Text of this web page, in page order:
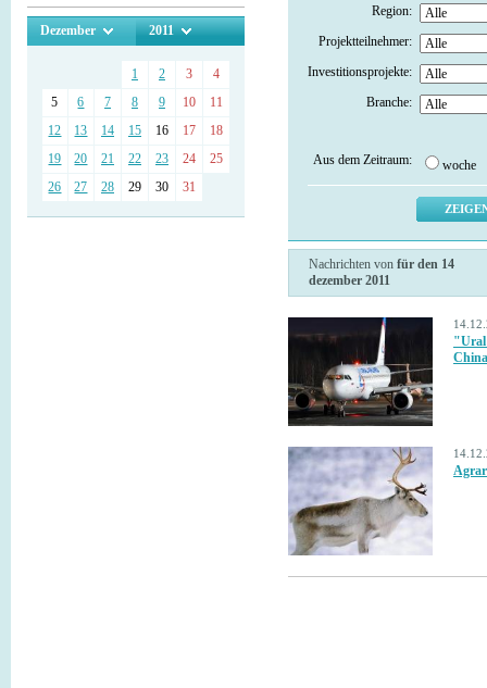
Dezember 2011
1 2 3
4
5
6 7 8 9 10
11
12
13 14 15 16 17
18
19
20 21 22 23 24
25
26
27 28 29 30 31
Region:
Projektteilnehmer:
Investitionsprojekte:
Branche:
Aus dem Zeitraum: woche
Nachrichten von für den 14
dezember 2011
"Ural
China